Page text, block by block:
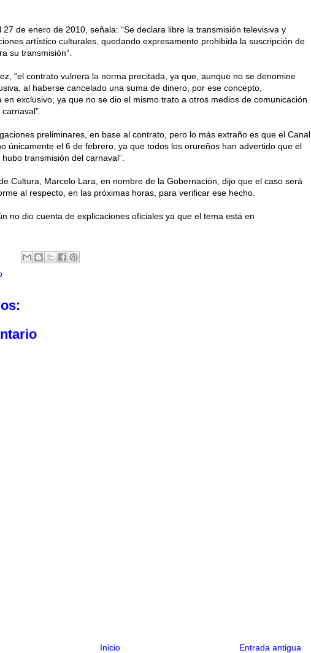
de enero de 2010, señala: “Se declara libre la transmisión televisiva y
artístico culturales, quedando expresamente prohibida la suscripción de
su transmisión”.
“el contrato vulnera la norma precitada, ya que, aunque no se denomine
al haberse cancelado una suma de dinero, por ese concepto,
exclusivo, ya que no se dio el mismo trato a otros medios de comunicación
preliminares, en base al contrato, pero lo más extraño es que el Canal
únicamente el 6 de febrero, ya que todos los orureños han advertido que el
transmisión del carnaval”.
Cultura, Marcelo Lara, en nombre de la Gobernación, dijo que el caso será
al respecto, en las próximas horas, para verificar ese hecho.
no dio cuenta de explicaciones oficiales ya que el tema está en
Entrada antigua
Inicio